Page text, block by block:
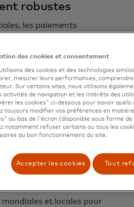
robustes
les paiements
et plus encore
et locales pour
des cookies et consentement
des cookies et des technologies
mesurer leurs performances,
Sur certains sites, nous utilisons
activités de navigation et les intérêts des
les cookies" ci-dessous pour savoir
toujours modifier vos préférences en
au bas de l'écran (disponible sous forme
notamment refuser certains ou tous les
au bon fonctionnement du site.
Accepter les cookies Tout